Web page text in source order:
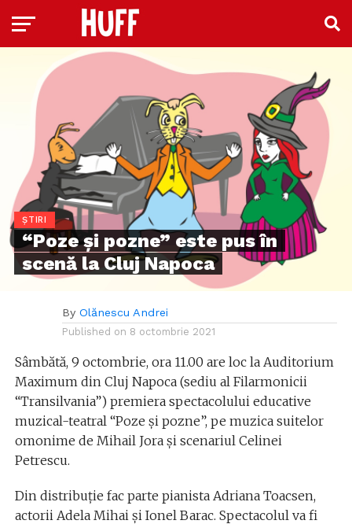
ȘTIRI
“Poze și pozne” este pus în
scenă la Cluj Napoca
By Olănescu Andrei
Published on 8 octombrie 2021
Sâmbătă, 9 octombrie, ora 11.00 are loc la Auditorium
Maximum din Cluj Napoca (sediu al Filarmonicii
“Transilvania”) premiera spectacolului educative
muzical-teatral “Poze și pozne”, pe muzica suitelor
omonime de Mihail Jora și scenariul Celinei
Petrescu.
Din distribuție fac parte pianista Adriana Toacsen,
actorii Adela Mihai și Ionel Barac. Spectacolul va fi